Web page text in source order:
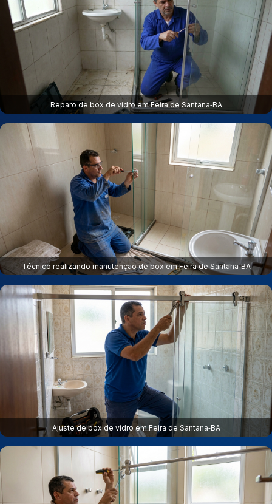
Reparo de box de vidro em Feira de Santana‑BA
Técnico realizando manutenção de box em Feira de Santana‑BA
Ajuste de box de vidro em Feira de Santana‑BA